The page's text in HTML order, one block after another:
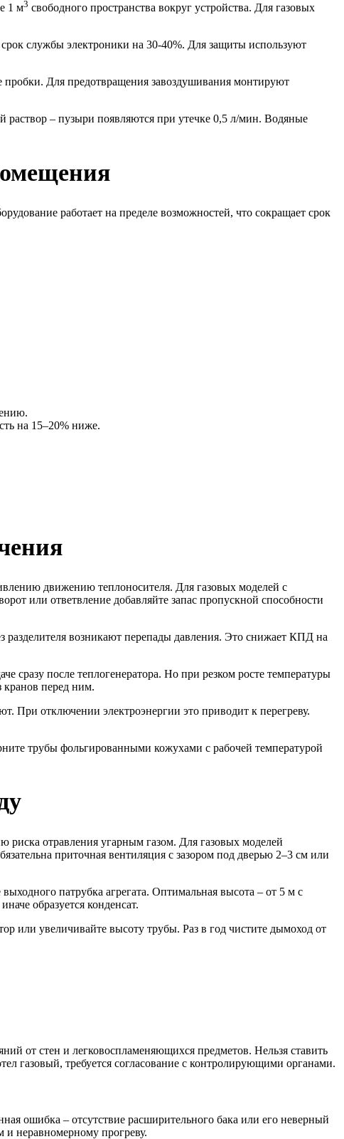
1 м3 свободного пространства вокруг устройства. Для газовых
службы электроники на 30-40%. Для защиты используют
пробки. Для предотвращения завоздушивания монтируют
– пузыри появляются при утечке 0,5 л/мин. Водяные
работает на пределе возможностей, что сокращает срок
на 15–20% ниже.
движению теплоносителя. Для газовых моделей с
или ответвление добавляйте запас пропускной способности
возникают перепады давления. Это снижает КПД на
сразу после теплогенератора. Но при резком росте температуры
кранов перед ним.
При отключении электроэнергии это приводит к перегреву.
трубы фольгированными кожухами с рабочей температурой
отравления угарным газом. Для газовых моделей
приточная вентиляция с зазором под дверью 2–3 см или
патрубка агрегата. Оптимальная высота – от 5 м с
образуется конденсат.
или увеличивайте высоту трубы. Раз в год чистите дымоход от
от стен и легковоспламеняющихся предметов. Нельзя ставить
газовый, требуется согласование с контролирующими органами.
ошибка – отсутствие расширительного бака или его неверный
и неравномерному прогреву.